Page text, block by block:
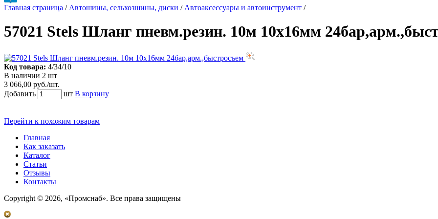
Главная страница / Автошины, сельхозшины, диски / Автоаксессуары и автоинструмент /
57021 Stels Шланг пневм.резин. 10м 10х16мм
Код товара: 4/34/10
В наличии 2 шт
3 066,00 руб./шт.
Добавить
шт В корзину
Перейти к похожим товарам
Главная
Как заказать
Каталог
Статьи
Отзывы
Контакты
Copyright © 2026, «Промснаб». Все права защищены